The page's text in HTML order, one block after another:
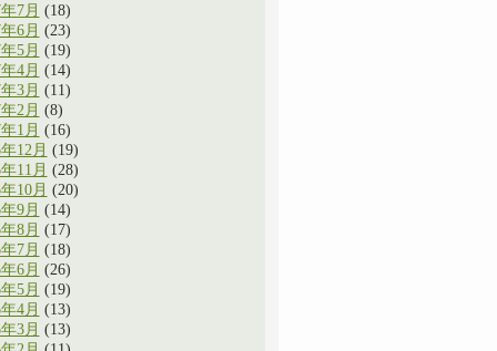
7月 (18)
6月 (23)
5月 (19)
4月 (14)
3月 (11)
2月 (8)
1月 (16)
12月 (19)
11月 (28)
10月 (20)
9月 (14)
8月 (17)
7月 (18)
6月 (26)
5月 (19)
4月 (13)
3月 (13)